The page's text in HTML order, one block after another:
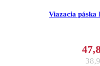
Viazacia páska